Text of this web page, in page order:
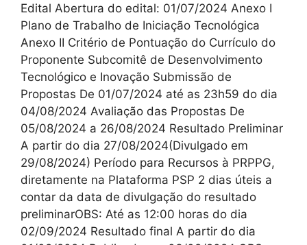
Edital Abertura do edital: 01/07/2024 Anexo I
Plano de Trabalho de Iniciação Tecnológica
Anexo II Critério de Pontuação do Currículo do
Proponente Subcomitê de Desenvolvimento
Tecnológico e Inovação Submissão de
Propostas De 01/07/2024 até as 23h59 do dia
04/08/2024 Avaliação das Propostas De
05/08/2024 a 26/08/2024 Resultado Preliminar
A partir do dia 27/08/2024(Divulgado em
29/08/2024) Período para Recursos à PRPPG,
diretamente na Plataforma PSP 2 dias úteis a
contar da data de divulgação do resultado
preliminarOBS: Até as 12:00 horas do dia
02/09/2024 Resultado final A partir do dia